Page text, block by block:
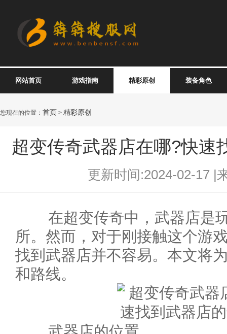
网站首页 游戏指南 精彩原创 装备角色
您现在的位置： 首页 > 精彩原创
超变传奇武器店在哪?快速
更新时间:2024-02-17 |
在超变传奇中，武器店是
所。然而，对于刚接触这个游
找到武器店并不容易。本文将
和路线。